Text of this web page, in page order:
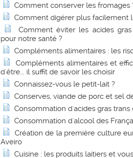
Comment conserver les fromages
Comment digérer plus facilement
Comment éviter les acides
pour notre santé ?
Compléments alimentaires : les
Compléments alimentaires et
d'être... il suffit de savoir les choisir
Connaissez-vous le petit-lait ?
Conserves, viande de porc et sel
Consommation d'acides gras
Consommation d'alcool des
Création de la première culture
Aveiro
Cuisine : les produits laitiers et vous